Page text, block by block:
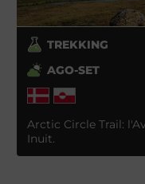
TREKKING
AGO-SET
Arctic Circle Trail:
Inuit.